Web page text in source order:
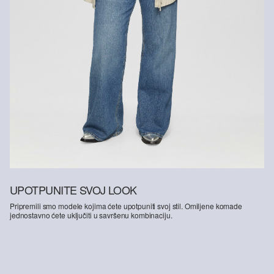
UPOTPUNITE SVOJ LOOK
Pripremili smo modele kojima ćete upotpuniti svoj stil. Omiljene komade
jednostavno ćete uključiti u savršenu kombinaciju.